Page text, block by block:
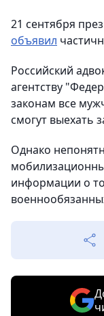
21 сентября
объявил
Российский
агентству
законам все
смогут выехать
Однако
информации о